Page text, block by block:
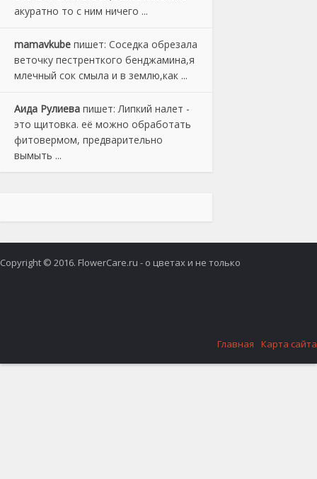
акуратно то с ним ничего ...
mamavkube пишет: Соседка обрезала
веточку пестренткого бенджамина,я
млечный сок смыла и в землю,как ...
Аида Рулиева пишет:Липкий налет -
это щитовка. её можно обработать
фитовермом, предварительно
вымыть ...
Copyright © 2016. FlowerCare.ru - о цветах и не только
Главная Карта сайта